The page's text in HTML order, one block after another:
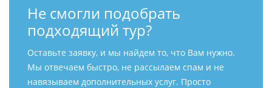
Не смогли подобрать
подходящий тур?
Оставьте заявку, и мы найдем то, что Вам нужно.
Мы отвечаем быстро, не рассылаем спам и не
навязываем дополнительных услуг. Просто